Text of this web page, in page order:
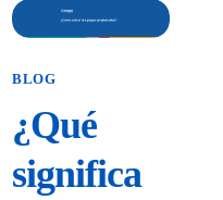
BLOG
¿Qué
significa